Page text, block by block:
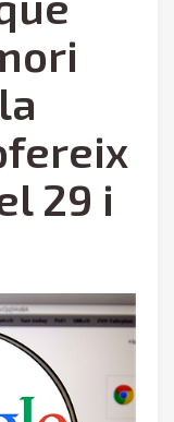
29 i